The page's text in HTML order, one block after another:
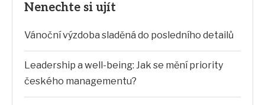
Nenechte si ujít
Vánoční výzdoba sladěná do posledního detailů
Leadership a well-being: Jak se mění priority
českého managementu?